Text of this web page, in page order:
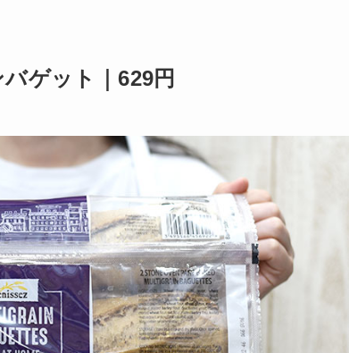
ゲット｜629円